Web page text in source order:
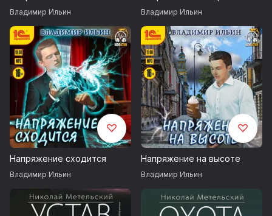
Исполняет Иван Литвинов
Производство студии MDM-Vision
Генеральный продюсер Андрей Лобзов
Режиссёр Виктория Козельцева
Продюсер постпродакшн Наталья Табачная
Использована композиция «Beginning» с сайта:
http://audionautix.com
Запись 2017 года
Владимир Ильин Владимир Ильин
Напряжение сходится
Владимир Ильин
Напряжение на высоте
Владимир Ильин